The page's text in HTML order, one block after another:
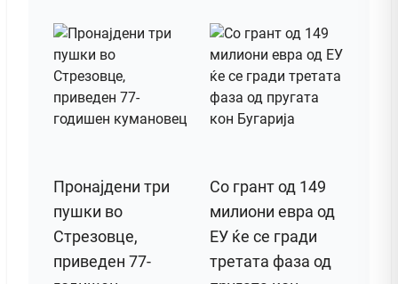
Пронајдени три
пушки во
Стрезовце,
приведен 77-
Со грант од 149
милиони евра од
ЕУ ќе се гради
третата фаза од